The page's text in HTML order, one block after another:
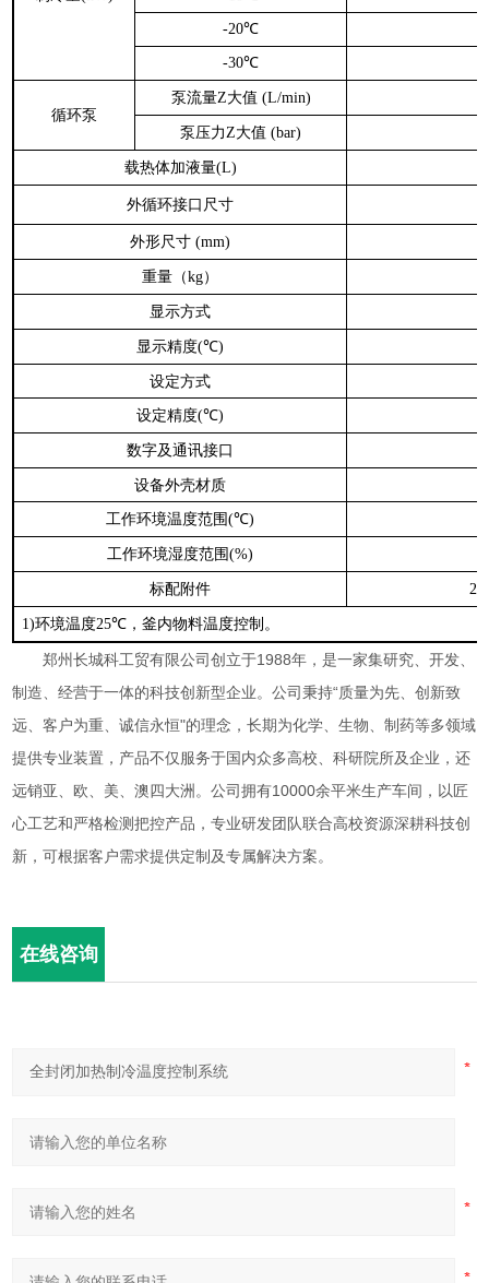
-20℃
-30℃
循环泵
泵流量Z大值 (L/min)
泵压力Z大值 (bar)
载热体加液量(L)
外循环接口尺寸
外形尺寸 (mm)
重量（kg）
显示方式
显示精度(℃)
设定方式
设定精度(℃)
数字及通讯接口
设备外壳材质
工作环境温度范围(℃)
工作环境湿度范围(%)
标配附件
1)环境温度25℃ ，釜内物料温度控制。
郑州长城科工贸有限公司创立于1988年，是一家集研究、开发、
制造、经营于一体的科技创新型企业。公司秉持“质量为先、创新致
远、客户为重、诚信永恒"的理念，长期为化学、生物、制药等多领域
提供专业装置，产品不仅服务于国内众多高校、科研院所及企业，还
远销亚、欧、美、澳四大洲。公司拥有10000余平米生产车间，以匠
心工艺和严格检测把控产品，专业研发团队联合高校资源深耕科技创
新，可根据客户需求提供定制及专属解决方案。
在线咨询